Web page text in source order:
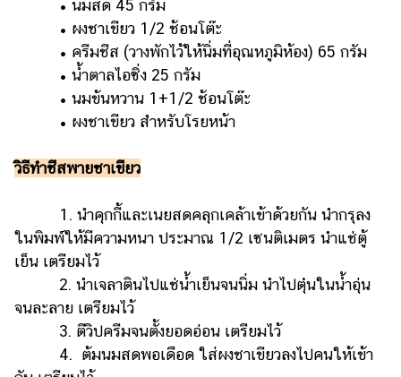
• นมสด 45 กรัม
• ผงชาเขียว 1/2 ช้อนโต๊ะ
• ครีมชีส (วางพักไว้ให้นิ่มที่อุณหภูมิห้อง) 65 กรัม
• น้ำตาลไอซิ่ง 25 กรัม
• นมข้นหวาน 1+1/2 ช้อนโต๊ะ
• ผงชาเขียว สำหรับโรยหน้า
วิธีทำชีสพายชาเขียว
1. นำคุกกี้และเนยสดคลุกเคล้าเข้าด้วยกัน นำกรุลง
ในพิมพ์ให้มีความหนา ประมาณ 1/2 เซนติเมตร นำแช่ตู้
เย็น เตรียมไว้
2. นำเจลาตินไปแช่น้ำเย็นจนนิ่ม นำไปตุ๋นในน้ำอุ่น
จนละลาย เตรียมไว้
3. ตีวิปครีมจนตั้งยอดอ่อน เตรียมไว้
4. ต้มนมสดพอเดือด ใส่ผงชาเขียวลงไปคนให้เข้า